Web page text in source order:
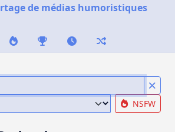
de médias humoristiques
NSFW